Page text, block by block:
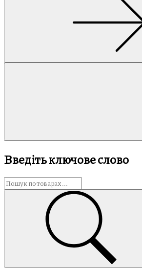
Введіть ключове слово